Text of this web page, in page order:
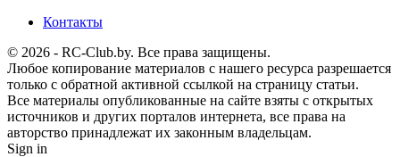
Контакты
© 2026 - RC-Club.by. Все права защищены.
Любое копирование материалов с нашего ресурса разрешается
только с обратной активной ссылкой на страницу статьи.
Все материалы опубликованные на сайте взяты с открытых
источников и других порталов интернета, все права на
авторство принадлежат их законным владельцам.
Sign in